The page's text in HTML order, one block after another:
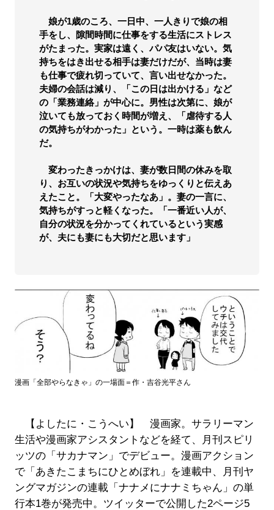
娘が1歳のころ、一日中、一人きりで娘の相
手をし、隙間時間に仕事をする生活にストレス
がたまった。実家は遠く、パパ友はいない。気
持ちをはき出せる相手は妻だけだが、当時は妻
も仕事で疲れ切っていて、言い出せなかった。
夫婦の会話は減り、「この日は出かける」など
の「業務連絡」が中心に。男性は次第に、娘が
泣いても放っておく時間が増え、「虐待する人
の気持ちがわかった」という。一時は薬も飲ん
だ。
変わったきっかけは、妻が数日間の休みを取
り、お互いの状況や気持ちをゆっくりと伝えあ
えたこと。「大変やったなあ」。妻の一言に、
気持ちがすっと軽くなった。「一番近い人が、
自分の状況を分かってくれているという実感
が、夫にも妻にも大切だと思います」
漫画「全部やらなきゃ」の一場面＝作・吉谷光平さん
【よしたに・こうへい】 漫画家。サラリーマン
生活や漫画家アシスタントなどを経て、月刊スピリ
ッツの「サカナマン」でデビュー。漫画アクション
で「あきたこまちにひとめぼれ」を連載中、月刊ヤ
ングマガジンの連載「ナナメにナナミちゃん」の単
行本1巻が発売中。ツイッターで公開した2ページ5